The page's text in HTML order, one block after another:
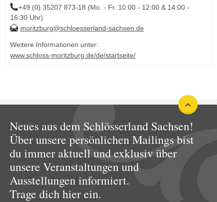
+49 (0) 35207 873-18 (Mo. - Fr. 10:00 - 12:00 & 14:00 -
16:30 Uhr)
moritzburg@schloesserland-sachsen.de
Weitere Informationen unter:
www.schloss-moritzburg.de/de/startseite/
Neues aus dem Schlösserland Sachsen!
Über unsere persönlichen Mailings bist
du immer aktuell und exklusiv über
unsere Veranstaltungen und
Ausstellungen informiert.
Trage dich hier ein.